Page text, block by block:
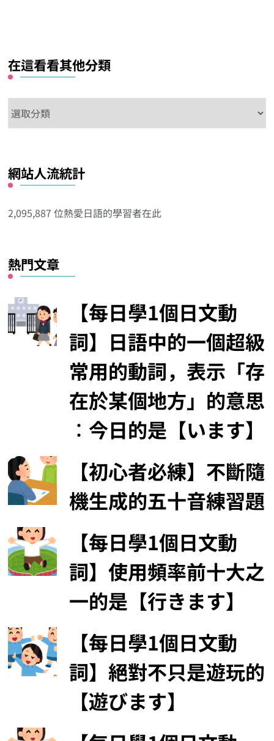
在這看看其他分類
這
其
他
類
網站人流統計
2,095,887 位熱愛日語的學習者在此
熱門文章
【每日學1個日文動
詞】日語中的一個超級
常用的動詞，表示「存
在於某個地方」的意思
︰今日的是【います】
【初心者必練】不斷隨
機生成的五十音練習題
【每日學1個日文動
詞】使用頻率前十大之
一的是【行きます】
【每日學1個日文動
詞】絕對不只是遊玩的
【遊びます】